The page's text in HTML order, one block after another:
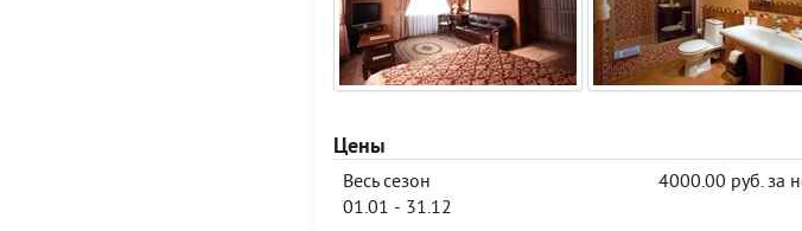
Цены
Весь сезон
01.01 - 31.12
4000.00 руб. за